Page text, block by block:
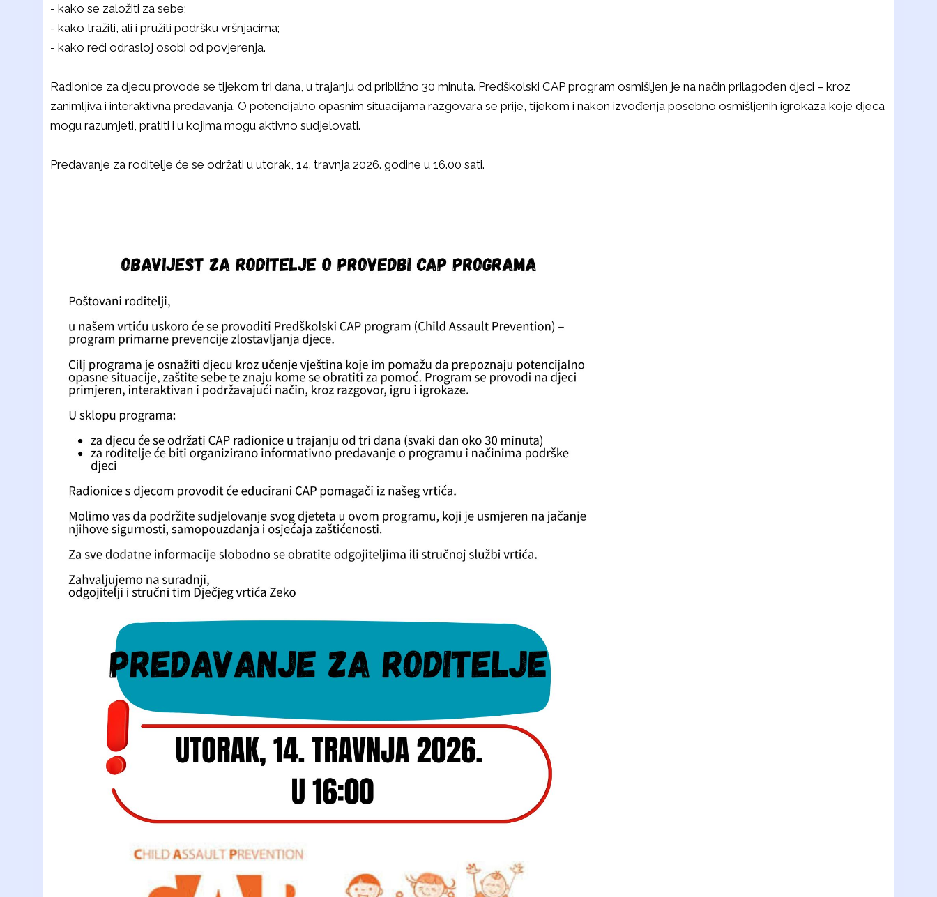
- kako se založiti za sebe;
- kako tražiti, ali i pružiti podršku vršnjacima;
- kako reći odrasloj osobi od povjerenja.
Radionice za djecu provode se tijekom tri dana, u trajanju od približno 30 minuta. Predškolski CAP program osmišljen je na način prilagođen djeci – kroz
zanimljiva i interaktivna predavanja. O potencijalno opasnim situacijama razgovara se prije, tijekom i nakon izvođenja posebno osmišljenih igrokaza koje djeca
mogu razumjeti, pratiti i u kojima mogu aktivno sudjelovati.
Predavanje za roditelje će se održati u utorak, 14. travnja 2026. godine u 16.00 sati.